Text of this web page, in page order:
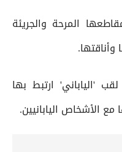
المرحة والجريئة
'الياباني' ارتبط بها
الأشخاص اليابانيين.